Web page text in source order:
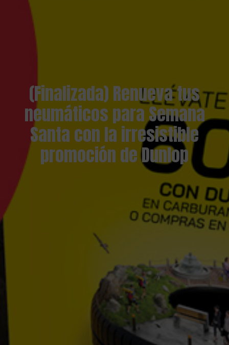
(Finalizada) Renueva tus
neumáticos para Semana
Santa con la irresistible
promoción de Dunlop